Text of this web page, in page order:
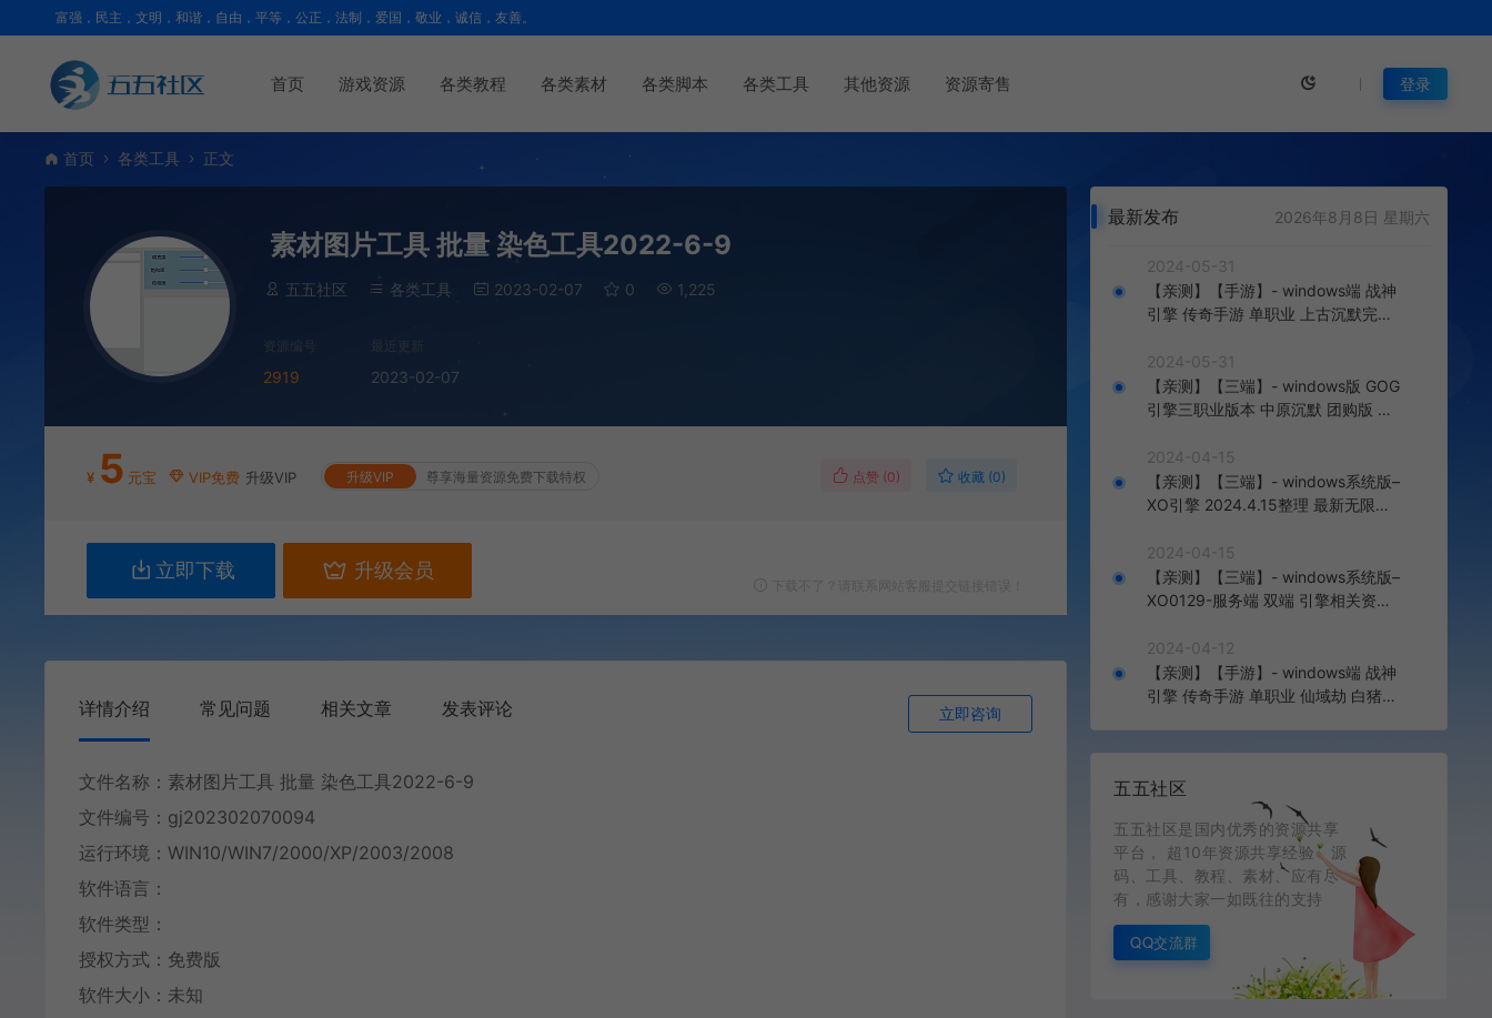
富强，民主，文明，和谐，自由，平等，公正，法制，爱国，敬业，诚信，友善。
首页 游戏资源 各类教程 各类素材 各类脚本 各类工具 其他资源 资源寄售 登录
首页 各类工具 正文
素材图片工具 批量 染色工具2022-6-9
五五社区 各类工具 2023-02-07 0 1,225
资源编号
2919 2023-02-07
¥ 5 元宝 VIP免费 升级VIP 升级VIP 尊享海量资源免费下载特权 点赞 (0) 收藏 (0)
立即下载 升级会员
详情介绍 常见问题 相关文章 发表评论 立即咨询
文件名称：素材图片工具 批量 染色工具2022-6-9
文件编号：gj202302070094
运行环境：WIN10/WIN7/2000/XP/2003/2008
软件语言：
软件类型：
授权方式：免费版
软件大小：未知
最新发布 2026年8月8日 星期六
2024-05-31
【亲测】【手游】- windows端 战神
引擎 传奇手游 单职业 上古沉默完整
+工具
2024-05-31
【亲测】【三端】- windows版 GOG
引擎三职业版本 中原沉默 团购版 已
2024-04-15
【亲测】【三端】- windows系统版–
XO引擎 2024.4.15整理 最新无限制
2024-04-15
【亲测】【三端】- windows系统版–
XO0129-服务端 双端 引擎相关资料
户端 无版本
2024-04-12
【亲测】【手游】- windows端 战神
引擎 传奇手游 单职业 仙域劫 白猪3.
五五社区
五五社区是国内优秀的资源共享
平台， 超10年资源共享经验，源
码、工具、教程、素材、应有尽
有，感谢大家一如既往的支持
QQ交流群